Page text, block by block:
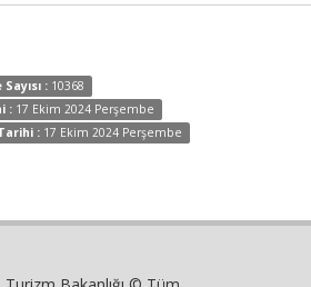
: 10368
: 17 Ekim 2024 Perşembe
: 17 Ekim 2024 Perşembe